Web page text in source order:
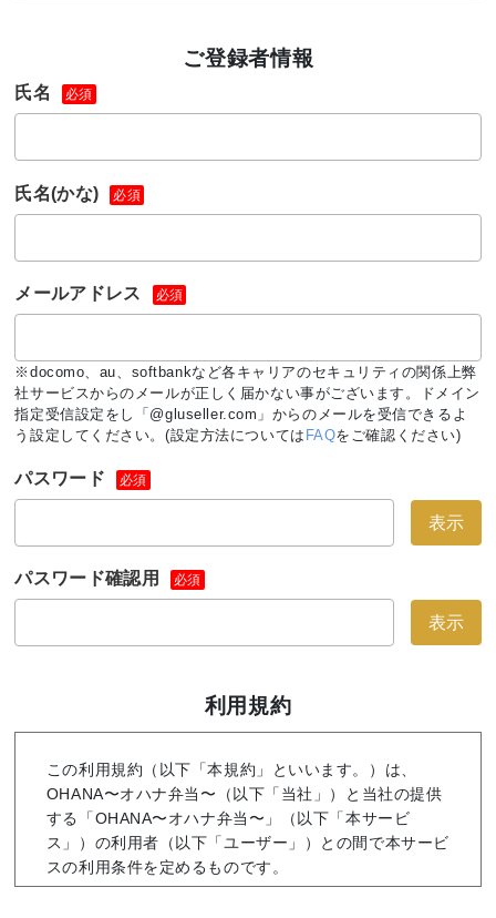
ご登録者情報
氏名 必須
氏名(かな) 必須
メールアドレス 必須
※docomo、au、softbankなど各キャリアのセキュリティの関係上弊
社サービスからのメールが正しく届かない事がございます。ドメイン
指定受信設定をし「@gluseller.com」からのメールを受信できるよ
う設定してください。(設定方法については FAQをご確認ください)
パスワード 必須
表示
パスワード確認用 必須
表示
利用規約
この利用規約（以下「本規約」といいます。）は、
OHANA〜オハナ弁当〜（以下「当社」）と当社の提供
する「OHANA〜オハナ弁当〜」（以下「本サービ
ス」）の利用者（以下「ユーザー」）との間で本サービ
スの利用条件を定めるものです。